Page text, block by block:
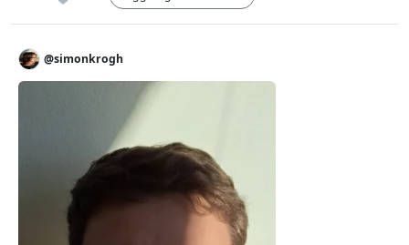
@simonkrogh